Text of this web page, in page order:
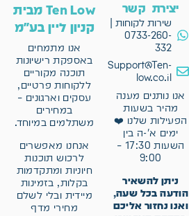
יצירת קשר
שירות לקוחות |
0733-260-
332
Support@Ten-
low.co.il
אנו נותנים מענה
מהיר בשעות
הפעילות שלנו ❤️
ימים א'-ה בין
השעות 17:30 –
9:00
ניתן להשאיר
הודעה בכל שעה,
ואנו נחזור אליכם
Ten Low מבית
קניון ליין בע"מ
אנו מתמחים
באספקת רישיונות
תוכנה מקוריים
ללקוחות פרטיים,
עסקים וארגונים –
במחירים
משתלמים במיוחד.
אנחנו מאפשרים
לרכוש תוכנות
חיוניות ומתקדמות
בקלות, בזמינות
מיידית ובלי לשלם
מחירי מדף